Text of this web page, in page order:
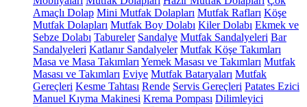
Amaçlı Dolap Mini Mutfak Dolapları Mutfak Rafları Köşe
Mutfak Dolapları Mutfak Boy Dolabı Kiler Dolabı Ekmek ve
Sebze Dolabı Tabureler Sandalye Mutfak Sandalyeleri Bar
Sandalyeleri Katlanır Sandalyeler Mutfak Köşe Takımları
Masa ve Masa Takımları Yemek Masası ve Takımları Mutfak
Masası ve Takımları Eviye Mutfak Bataryaları Mutfak
Gereçleri Kesme Tahtası Rende Servis Gereçleri Patates Ezici
Manuel Kıyma Makinesi Krema Pompası Dilimleyici